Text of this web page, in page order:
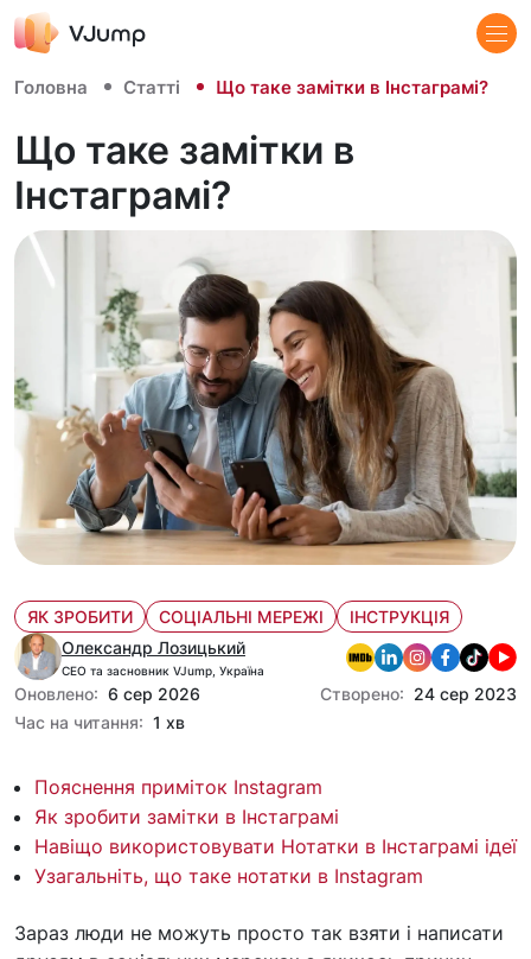
Головна Статті Що таке замітки в Інстаграмі?
Що таке замітки в
Інстаграмі?
ЯК ЗРОБИТИ СОЦІАЛЬНІ МЕРЕЖІ
ІНСТРУКЦІЯ
Олександр Лозицький
CEO та засновник VJump, Україна
Оновлено: 6 сер 2026 Створено: 24 сер 2023
Час на читання: 1 хв
Пояснення приміток Instagram
Як зробити замітки в Інстаграмі
Навіщо використовувати Нотатки в Інстаграмі ідеї
Узагальніть, що таке нотатки в Instagram
Зараз люди не можуть просто так взяти і написати